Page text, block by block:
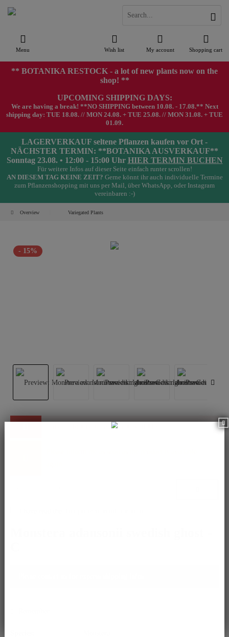
Menu Shopping cart
Wish list My account
** BOTANIKA RESTOCK - a lot of new plants now on the
shop! **
UPCOMING SHIPPING DAYS:
We are having a break! **NO SHIPPING between 10.08. - 17.08.** Next
shipping day: TUE 18.08. // MON 24.08. + TUE 25.08. // MON 31.08. + TUE
01.09.
LAGERVERKAUF seltene Pflanzen kaufen vor Ort -
NÄCHSTER TERMIN: **BOTANIKA AUSVERKAUF**
Sonntag 23.08. • 12:00 - 15:00 Uhr HIER TERMIN BUCHEN
Für weitere Infos auf dieser Seite einfach runter scrollen!
AN DIESEM TAG KEINE ZEIT? Gerne könnt ihr auch individuelle Termine
zum Pflanzenshopping mit uns per Mail, über WhatsApp, oder Instagram
vereinbaren :-)
Overview Variegated Plants
- 15%
This product is currently not available.